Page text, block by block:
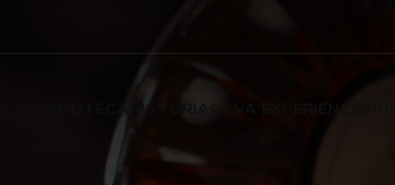
HISTORIA